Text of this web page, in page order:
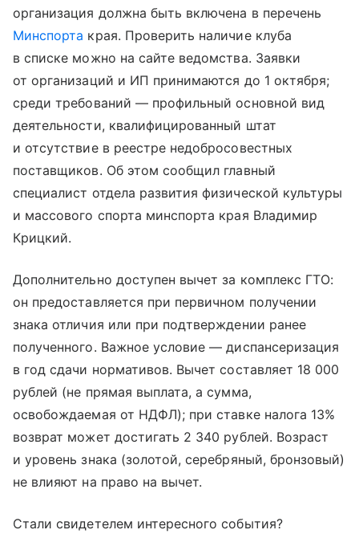
организация должна быть включена в перечень
Минспорта края. Проверить наличие клуба
в списке можно на сайте ведомства. Заявки
от организаций и ИП принимаются до 1 октября;
среди требований — профильный основной вид
деятельности, квалифицированный штат
и отсутствие в реестре недобросовестных
поставщиков. Об этом сообщил главный
специалист отдела развития физической культуры
и массового спорта минспорта края Владимир
Крицкий.
Дополнительно доступен вычет за комплекс ГТО:
он предоставляется при первичном получении
знака отличия или при подтверждении ранее
полученного. Важное условие — диспансеризация
в год сдачи нормативов. Вычет составляет 18 000
рублей (не прямая выплата, а сумма,
освобождаемая от НДФЛ); при ставке налога 13%
возврат может достигать 2 340 рублей. Возраст
и уровень знака (золотой, серебряный, бронзовый)
не влияют на право на вычет.
Стали свидетелем интересного события?